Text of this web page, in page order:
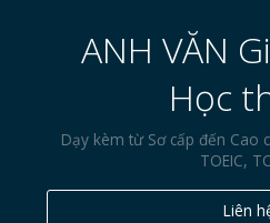
ANH VĂN
Học
Dạy kèm từ Sơ cấp đến Cao
TOEIC,
Liên